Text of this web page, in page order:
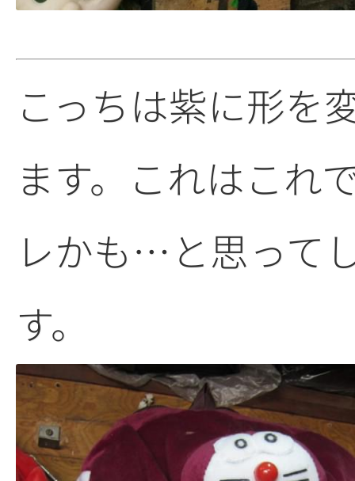
こっちは紫に形を
ます。これはこれ
レかも…と思って
す。